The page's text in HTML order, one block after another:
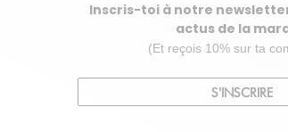
Inscris-toi à notre
actus de la
(Et reçois 10% sur ta
S'INSCRIRE